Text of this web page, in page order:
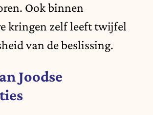
Ook binnen
kringen zelf leeft twijfel
van de beslissing.
Joodse